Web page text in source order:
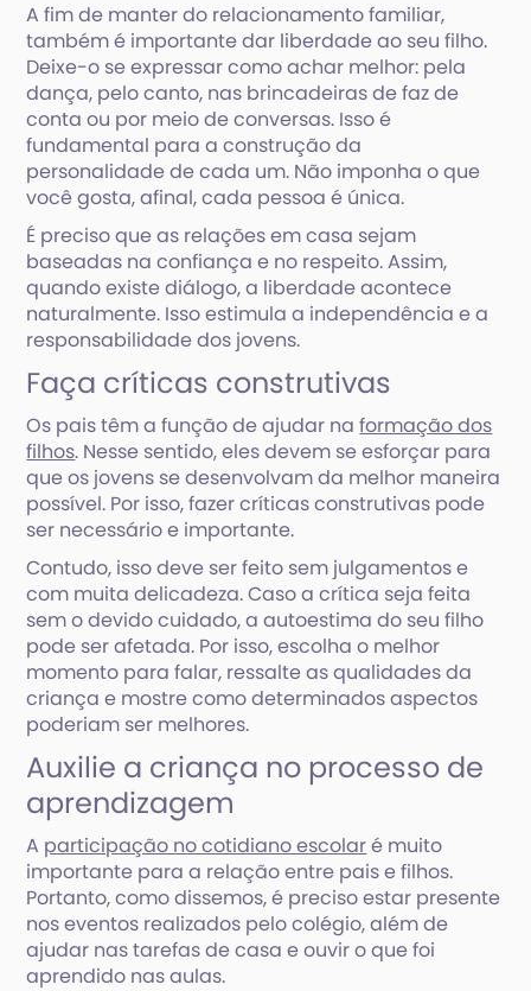
A fim de manter do relacionamento familiar,
também é importante dar liberdade ao seu filho.
Deixe-o se expressar como achar melhor: pela
dança, pelo canto, nas brincadeiras de faz de
conta ou por meio de conversas. Isso é
fundamental para a construção da
personalidade de cada um. Não imponha o que
você gosta, afinal, cada pessoa é única.
É preciso que as relações em casa sejam
baseadas na confiança e no respeito. Assim,
quando existe diálogo, a liberdade acontece
naturalmente. Isso estimula a independência e a
responsabilidade dos jovens.
Faça críticas construtivas
Os pais têm a função de ajudar naformação dos
filhos. Nesse sentido, eles devem se esforçar para
que os jovens se desenvolvam da melhor maneira
possível. Por isso, fazer críticas construtivas pode
ser necessário e importante.
Contudo, isso deve ser feito sem julgamentos e
com muita delicadeza. Caso a crítica seja feita
sem o devido cuidado, a autoestima do seu filho
pode ser afetada. Por isso, escolha o melhor
momento para falar, ressalte as qualidades da
criança e mostre como determinados aspectos
poderiam ser melhores.
Auxilie a criança no processo de
aprendizagem
A participação no cotidiano escolaré muito
importante para a relação entre pais e filhos.
Portanto, como dissemos, é preciso estar presente
nos eventos realizados pelo colégio, além de
ajudar nas tarefas de casa e ouvir o que foi
aprendido nas aulas.